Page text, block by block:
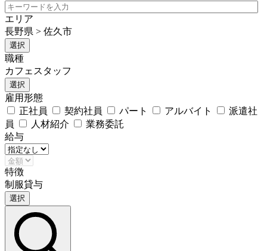
エリア
長野県 > 佐久市
選択
職種
カフェスタッフ
選択
雇用形態
正社員
契約社員 パート アルバイト
派遣社
員
人材紹介
業務委託
給与
特徴
制服貸与
選択